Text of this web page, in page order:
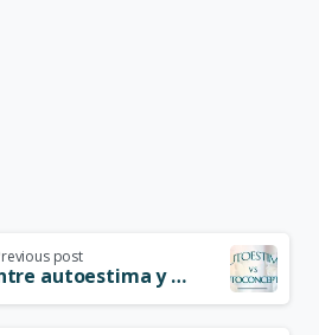
post
Diferencia entre autoestima y autoconcepto